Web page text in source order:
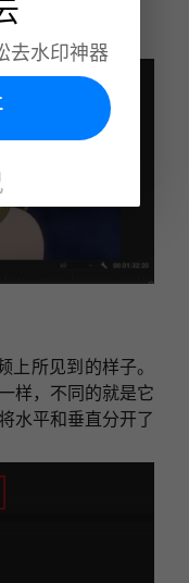
。
所见到的样子。
样，不同的就是它
水平和垂直分开了
去水印神器